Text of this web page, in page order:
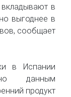
в
выгоднее в
сообщает
в Испании
данным
продукт